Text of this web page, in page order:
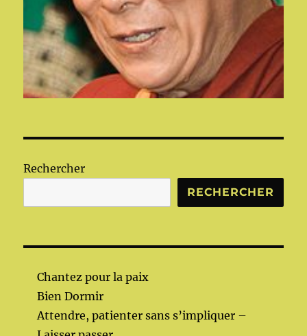
Rechercher
RECHERCHER
Chantez pour la paix
Bien Dormir
Attendre, patienter sans s’impliquer –